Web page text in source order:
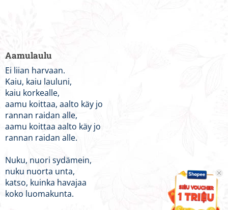
Aamulaulu
Ei liian harvaan.
Kaiu, kaiu lauluni,
kaiu korkealle,
aamu koittaa, aalto käy jo
rannan raidan alle,
aamu koittaa aalto käy jo
rannan raidan alle.
Nuku, nuori sydämein,
nuku nuorta unta,
katso, kuinka havajaa
koko luomakunta.